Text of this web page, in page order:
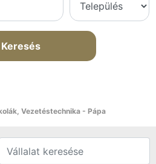
Keresés
Vezetéstechnika - Pápa